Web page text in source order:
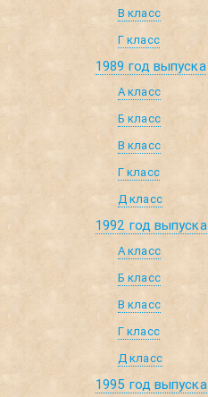
В класс
Г класс
1989 год выпуска
А класс
Б класс
В класс
Г класс
Д класс
1992 год выпуска
А класс
Б класс
В класс
Г класс
Д класс
1995 год выпуска